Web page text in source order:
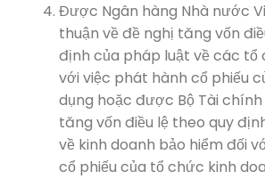
Được Ngân hàng Nhà nước
thuận về đề nghị tăng vốn
định của pháp luật về các tổ
với việc phát hành cổ phiếu
dụng hoặc được Bộ Tài
tăng vốn điều lệ theo quy
về kinh doanh bảo hiểm đối
cổ phiếu của tổ chức kinh